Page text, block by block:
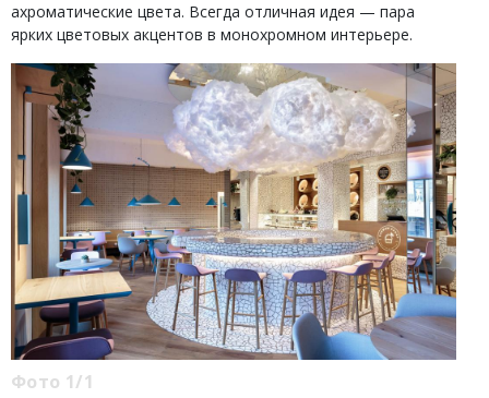
ахроматические цвета. Всегда отличная идея — пара
ярких цветовых акцентов в монохромном интерьере.
Фото 1/1